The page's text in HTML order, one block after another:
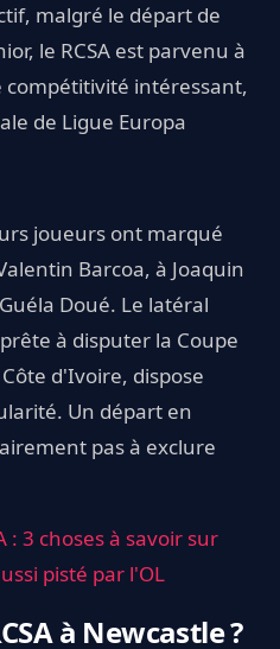
malgré le départ de
le RCSA est parvenu à
intéressant,
de Ligue Europa
joueurs ont marqué
Barcoa, à Joaquin
Doué. Le latéral
à disputer la Coupe
d'Ivoire, dispose
Un départ en
pas à exclure
: 3 choses à savoir sur
pisté par l'OL
à Newcastle ?